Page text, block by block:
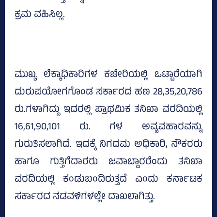
ಕ್ರಮ ವಹಿಸಿಲ್ಲ.
ಮುಖ್ಯ ಲೆಕ್ಕಾಧಿಕಾರಿಗಳ ಕಚೇರಿಯಲ್ಲಿ ಒಟ್ಟಾರೆಯಾಗಿ
ದುರುಪಯೋಗಗೊಂಡ ಸರ್ಕಾರದ ಹಣ 28,35,20,786
ರು.ಗಳಾಗಿದ್ದು ಇದರಲ್ಲಿ ಪ್ರಾಥಮಿಕ ತನಿಖಾ ವರದಿಯಲ್ಲಿ
16,61,90,101 ರು. ಗಳ ಅವ್ಯವಹಾರವನ್ನು
ಗುರುತಿಸಲಾಗಿದೆ. ಇದಕ್ಕೆ ನಿಗದಮ ಅಧಿಕಾರಿ, ನೌಕರರು
ಹಾಗೂ ಗುತ್ತಿಗೆದಾರರು ಜವಾಬ್ದಾರರೆಂದು ತನಿಖಾ
ವರದಿಯಲ್ಲಿ ಕಂಡುಬಂದಿರುತ್ತದೆ ಎಂದು ಕರ್ನಾಟಕ
ಸರ್ಕಾರದ ನಡವಳಿಗಳಲ್ಲೇ ದಾಖಲಾಗಿತ್ತು.